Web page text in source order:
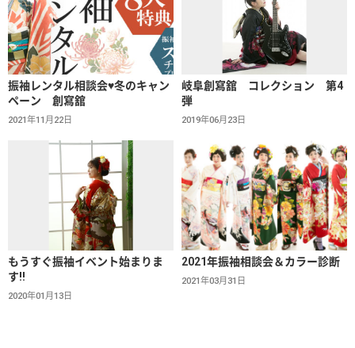
振袖レンタル相談会♥冬のキャン
ペーン 創寫舘
2021年11月22日
岐阜創寫舘 コレクション 第4
弾
2019年06月23日
もうすぐ振袖イベント始まりま
す!!
2020年01月13日
2021年振袖相談会＆カラー診断
2021年03月31日